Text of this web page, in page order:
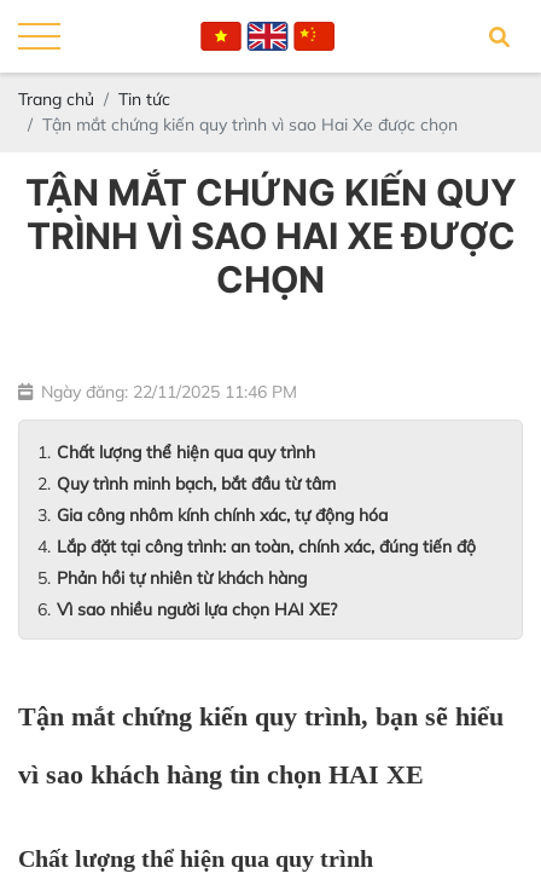
Trang chủ
Tin tức
Tận mắt chứng kiến quy trình vì sao Hai Xe được chọn
TẬN MẮT CHỨNG KIẾN QUY
TRÌNH VÌ SAO HAI XE ĐƯỢC
CHỌN
Ngày đăng: 22/11/2025 11:46 PM
Chất lượng thể hiện qua quy trình
Quy trình minh bạch, bắt đầu từ tâm
Gia công nhôm kính chính xác, tự động hóa
Lắp đặt tại công trình: an toàn, chính xác, đúng tiến độ
Phản hồi tự nhiên từ khách hàng
Vì sao nhiều người lựa chọn HAI XE?
Tận mắt chứng kiến quy trình, bạn sẽ hiểu
vì sao khách hàng tin chọn HAI XE
Chất lượng thể hiện qua quy trình